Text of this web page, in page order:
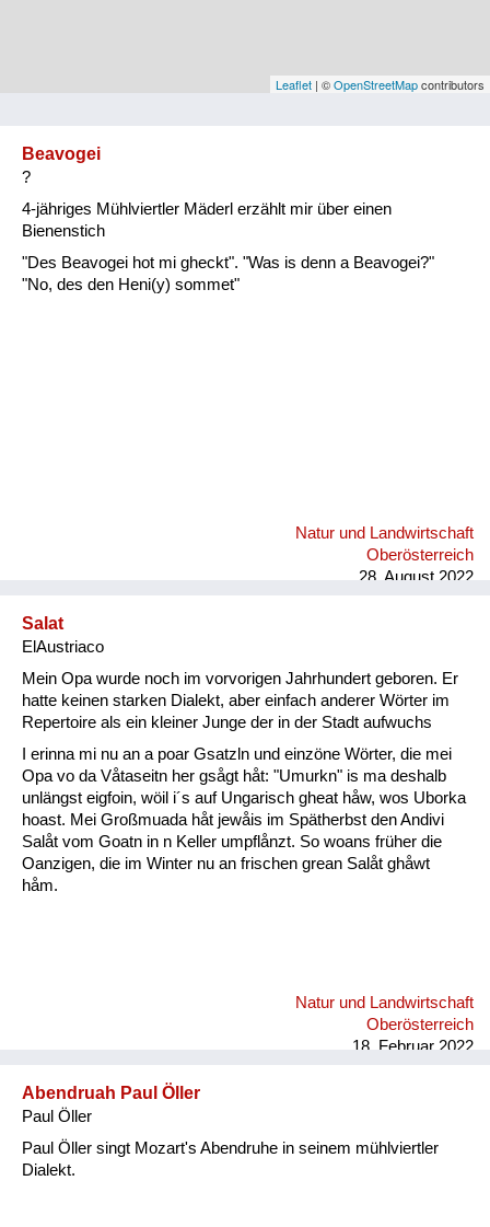
Vorarlberg
Fluchen und Reden
Leaflet | ©OpenStreetMapcontributors
Beavogei
?
4-jähriges Mühlviertler Mäderl erzählt mir über einen
Bienenstich
"Des Beavogei hot mi gheckt". "Was is denn a Beavogei?"
"No, des den Heni(y) sommet"
Natur und Landwirtschaft
Oberösterreich
28. August 2022
Salat
ElAustriaco
Mein Opa wurde noch im vorvorigen Jahrhundert geboren. Er
hatte keinen starken Dialekt, aber einfach anderer Wörter im
Repertoire als ein kleiner Junge der in der Stadt aufwuchs
I erinna mi nu an a poar Gsatzln und einzöne Wörter, die mei
Opa vo da Våtaseitn her gsågt håt: "Umurkn" is ma deshalb
unlängst eigfoin, wöil i´s auf Ungarisch gheat håw, wos Uborka
hoast. Mei Großmuada håt jewåis im Spätherbst den Andivi
Salåt vom Goatn in n Keller umpflånzt. So woans früher die
Oanzigen, die im Winter nu an frischen grean Salåt ghåwt
håm.
Natur und Landwirtschaft
Oberösterreich
18. Februar 2022
Abendruah Paul Öller
Paul Öller
Paul Öller singt Mozart's Abendruhe in seinem mühlviertler
Dialekt.